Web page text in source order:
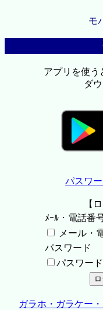
モ
アプリを使う
ダ
パスワ
【
ﾒｰﾙ・電話番
メール・
パスワード
パスワー
ガラホ・ガラケー